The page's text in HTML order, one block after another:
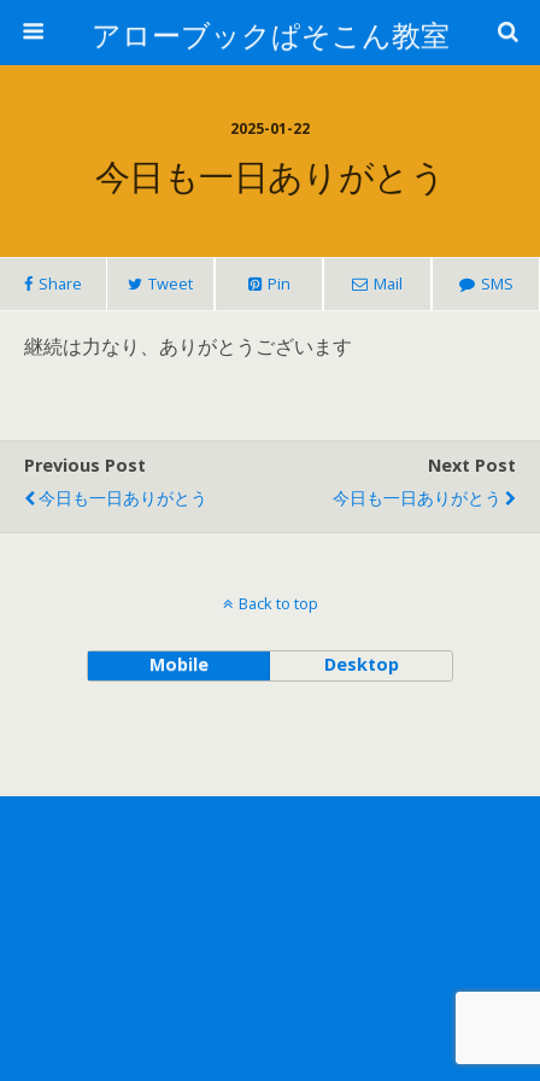
アローブックぱそこん教室
2025-01-22
今日も一日ありがとう
Share Tweet Pin Mail SMS
継続は力なり、ありがとうございます
Previous Post
今日も一日ありがとう
Next Post
今日も一日ありがとう
Back to top
Mobile Desktop